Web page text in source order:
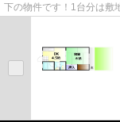
下の物件です！1台分は敷